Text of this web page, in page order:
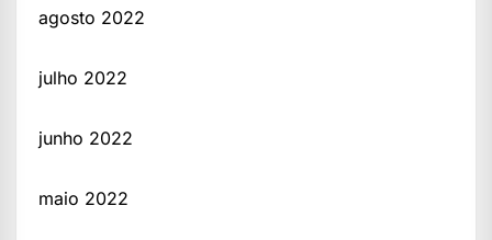
agosto 2022
julho 2022
junho 2022
maio 2022